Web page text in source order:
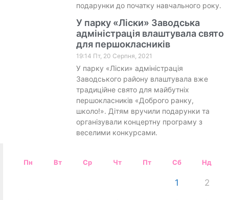
подарунки до початку навчального року.
У парку «Ліски» Заводська
адміністрація влаштувала свято
для першокласників
19:14 Пт, 20 Серпня, 2021
У парку «Ліски» адміністрація
Заводського району влаштувала вже
традиційне свято для майбутніх
першокласників «Доброго ранку,
школо!». Дітям вручили подарунки та
організували концертну програму з
веселими конкурсами.
Пн Вт Ср Чт Пт Сб Нд
1 2